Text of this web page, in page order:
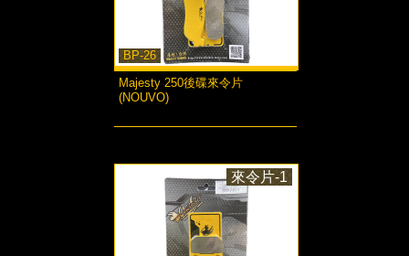
BP-26
Majesty 250後碟來令片
(NOUVO)
來令片-1